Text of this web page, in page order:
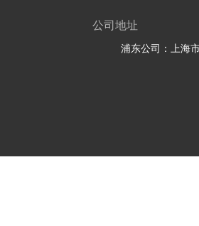
公司地址
浦东公司：上海